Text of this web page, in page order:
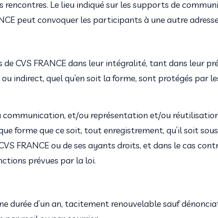
Le lieu indiqué sur les supports de
peut convoquer les participants à une autre
CVS FRANCE dans leur intégralité, tant dans leur
indirect, quel qu’en soit la forme, sont protégés par
et/ou représentation et/ou
forme que ce soit, tout enregistrement, qu’il soit
FRANCE ou de ses ayants droits, et dans le cas
prévues par la loi.
durée d’un an, tacitement renouvelable sauf